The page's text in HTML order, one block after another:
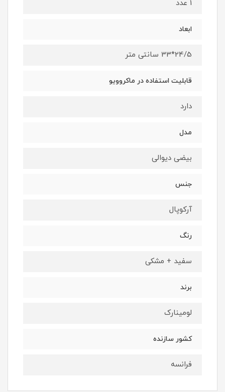
1 عدد
ابعاد
24/5*33 سانتی متر
قابلیت استفاده در ماکروویو
دارد
مدل
بیضی دیوالی
جنس
آرکوپال
رنگ
سفید + مشکی
برند
لومینارک
کشور سازنده
فرانسه